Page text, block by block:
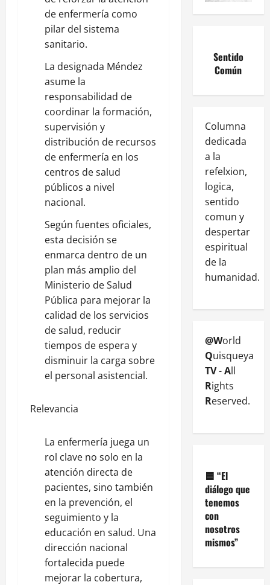
de enfermería como
pilar del sistema
sanitario.
La designada Méndez
asume la
responsabilidad de
coordinar la formación,
supervisión y
distribución de recursos
de enfermería en los
centros de salud
públicos a nivel
nacional.
Según fuentes oficiales,
esta decisión se
enmarca dentro de un
plan más amplio del
Ministerio de Salud
Pública para mejorar la
calidad de los servicios
de salud, reducir
tiempos de espera y
disminuir la carga sobre
el personal asistencial.
Relevancia
La enfermería juega un
rol clave no solo en la
atención directa de
pacientes, sino también
en la prevención, el
seguimiento y la
educación en salud. Una
dirección nacional
fortalecida puede
mejorar la cobertura,
Sentido
Común
Columna
dedicada
a la
refelxion,
logica,
sentido
comun y
despertar
espiritual
de la
humanidad.
@World
Quisqueya
TV-All
Rights
Reserved.
🟦 “El
diálogo que
tenemos
con
nosotros
mismos”